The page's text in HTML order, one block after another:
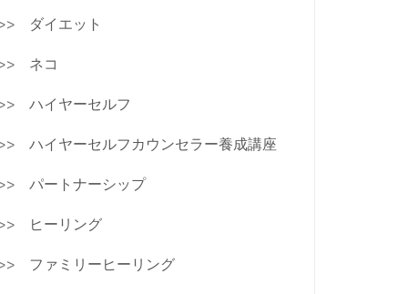
ダイエット
ネコ
ハイヤーセルフ
ハイヤーセルフカウンセラー養成講座
パートナーシップ
ヒーリング
ファミリーヒーリング